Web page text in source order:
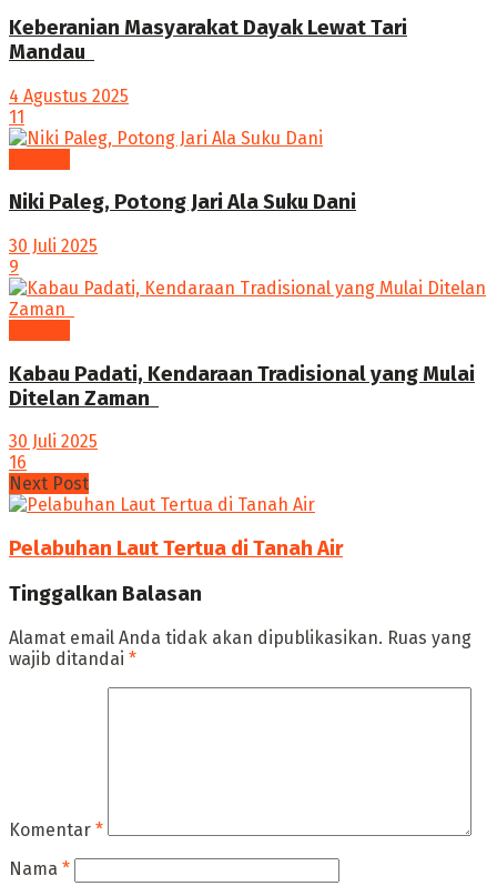
Keberanian Masyarakat Dayak Lewat Tari
Mandau ‎
4 Agustus 2025
11
Niki Paleg, Potong Jari Ala Suku Dani
30 Juli 2025
9
Kabau Padati, Kendaraan Tradisional yang Mulai
Ditelan Zaman ‎
30 Juli 2025
16
Next Post
Pelabuhan Laut Tertua di Tanah Air
Tinggalkan Balasan
Alamat email Anda tidak akan dipublikasikan. Ruas yang
wajib ditandai *
Komentar *
Nama *